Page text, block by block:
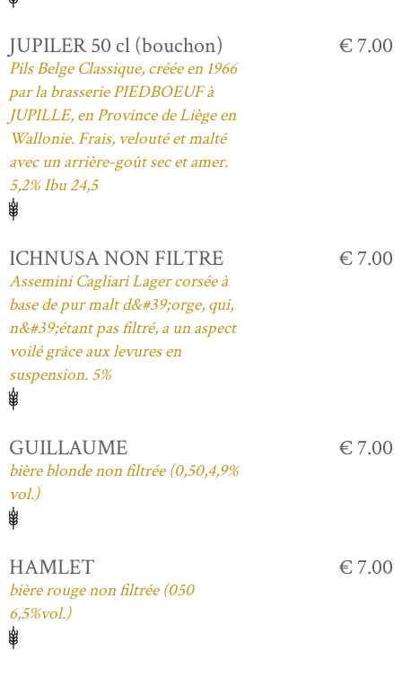
JUPILER 50 cl (bouchon)
Pils Belge Classique, créée en 1966
par la brasserie PIEDBOEUF à
JUPILLE, en Province de Liège en
Wallonie. Frais, velouté et malté
avec un arrière-goût sec et amer.
5,2% Ibu 24,5
€ 7.00
ICHNUSA NON FILTRE
Assemini Cagliari Lager corsée à
base de pur malt d&#39;orge, qui,
n&#39;étant pas filtré, a un aspect
voilé grâce aux levures en
suspension. 5%
€ 7.00
GUILLAUME
bière blonde non filtrée (0,50,4,9%
vol.)
€ 7.00
HAMLET
bière rouge non filtrée (050
6,5%vol.)
€ 7.00